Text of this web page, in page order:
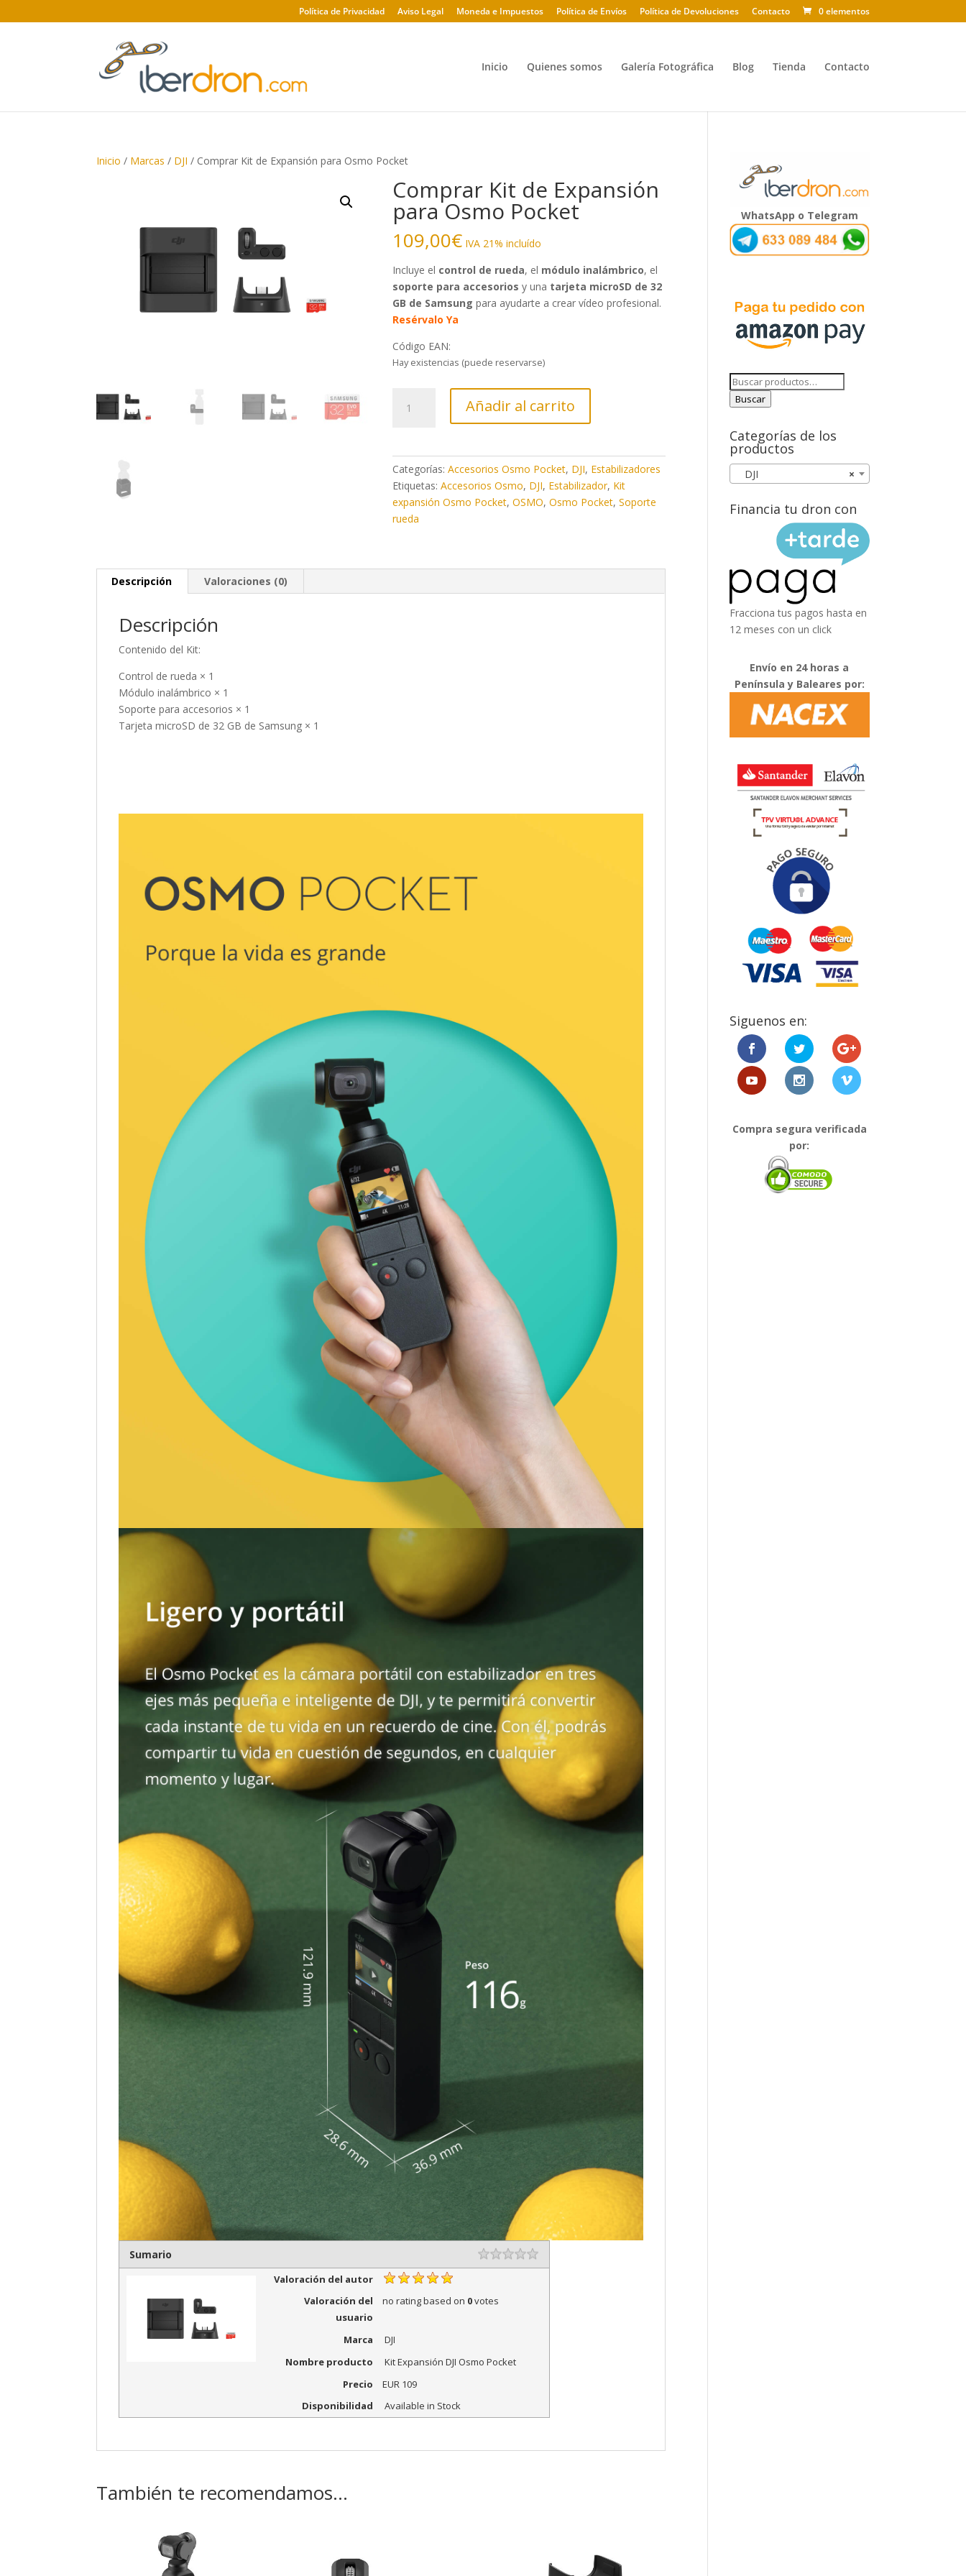
Política de Privacidad Aviso Legal Moneda e Impuestos Política de Envíos Política de Devoluciones Contacto 0 elementos
Inicio Quienes somos Galería Fotográfica Blog Tienda Contacto
Inicio / Marcas / DJI / Comprar Kit de Expansión para Osmo Pocket
Comprar Kit de Expansión
para Osmo Pocket
109,00€ IVA 21% incluído
Incluye el control de rueda, el módulo inalámbrico, el
soporte para accesorios y una tarjeta microSD de 32
GB de Samsung para ayudarte a crear vídeo profesional.
Resérvalo Ya
Código EAN:
Hay existencias (puede reservarse)
Osmo
Pocket
cantidad
Añadir al carrito
Categorías:Accesorios Osmo Pocket, DJI, Estabilizadores
Etiquetas:Accesorios Osmo, DJI, Estabilizador, Kit
expansión Osmo Pocket,OSMO,Osmo Pocket,Soporte
rueda
Descripción Valoraciones (0)
Descripción
Contenido del Kit:
Control de rueda × 1
Módulo inalámbrico × 1
Soporte para accesorios × 1
Tarjeta microSD de 32 GB de Samsung × 1
Sumario Rating
Valoración del autor
Valoración del
usuario
no ratingbased on 0votes
Marca
DJI
Nombre producto
Kit Expansión DJI Osmo Pocket
Precio
EUR 109
Disponibilidad
Available in Stock
También te recomendamos…
WhatsApp o Telegram
Buscar
por:
Buscar
Categorías de los
productos
×
DJI
Financia tu dron con
Fracciona tus pagos hasta en
12 meses con un click
Envío en 24 horas a
Península y Baleares por:
Siguenos en:
Compra segura verificada
por: